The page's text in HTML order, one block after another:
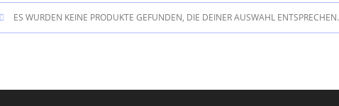
ES WURDEN KEINE PRODUKTE GEFUNDEN, DIE DEINER AUSWAHL ENTSPRECHEN.